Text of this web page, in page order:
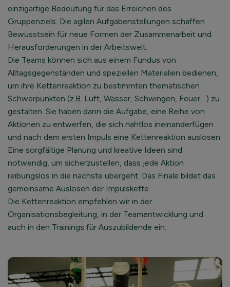
einzigartige Bedeutung für das Erreichen des
Gruppenziels. Die agilen Aufgabenstellungen schaffen
Bewusstsein für neue Formen der Zusammenarbeit und
Herausforderungen in der Arbeitswelt.
Die Teams können sich aus einem Fundus von
Alltagsgegenständen und speziellen Materialien bedienen,
um ihre Kettenreaktion zu bestimmten thematischen
Schwerpunkten (z.B. Luft, Wasser, Schwingen, Feuer…) zu
gestalten. Sie haben dann die Aufgabe, eine Reihe von
Aktionen zu entwerfen, die sich nahtlos ineinanderfügen
und nach dem ersten Impuls eine Kettenreaktion auslösen.
Eine sorgfältige Planung und kreative Ideen sind
notwendig, um sicherzustellen, dass jede Aktion
reibungslos in die nächste übergeht. Das Finale bildet das
gemeinsame Auslösen der Impulskette.
Die Kettenreaktion empfehlen wir in der
Organisationsbegleitung, in der Teamentwicklung und
auch in den Trainings für Auszubildende ein.